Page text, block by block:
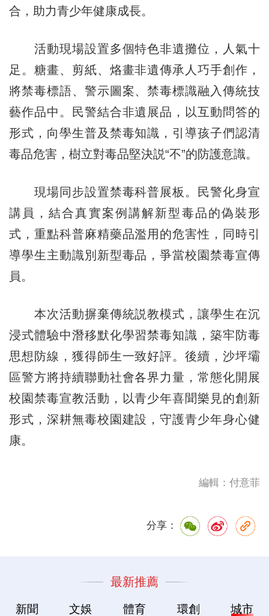
合，助力青少年健康成長。
活動現場設置多個特色非遺攤位，人氣十
足。糖畫、剪紙、烙畫非遺傳承人巧手創作，
將禁毒標語、警示圖案、禁毒標識融入傳統技
藝作品中。民警結合非遺展品，以互動問答的
形式，向學生普及禁毒知識，引導孩子們認清
毒品危害，樹立對毒品堅決説“不”的防護意識。
現場同步設置禁毒科普展板。民警化身宣
講員，結合真實案例講解新型毒品的偽裝形
式，重點科普麻精藥品濫用的危害性，同時引
導學生主動識別新型毒品，爭當校園禁毒宣傳
員。
本次活動摒棄傳統説教模式，讓學生在沉
浸式體驗中潛移默化學習禁毒知識，築牢防毒
思想防線，獲得師生一致好評。後續，沙坪壩
區警方將持續聯動社會各界力量，常態化開展
校園禁毒宣教活動，以青少年喜聞樂見的創新
形式，深耕無毒校園建設，守護青少年身心健
康。
編輯：付意菲
分享：
最新推薦
新聞 文娛 體育 環創 城市